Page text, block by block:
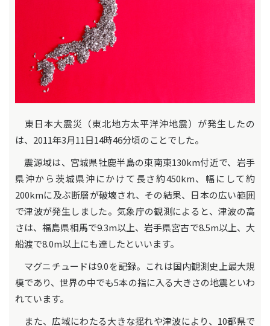
東日本大震災（東北地方太平洋沖地震）が発生したの
は、2011年3月11日14時46分頃のことでした。
震源域は、宮城県牡鹿半島の東南東130km付近で、岩手
県沖から茨城県沖にかけて長さ約450km、幅にして約
200kmに及ぶ断層が破壊され、その結果、日本の広い範囲
で津波が発生しました。気象庁の観測によると、津波の高
さは、福島県相馬で9.3m以上、岩手県宮古で8.5m以上、大
船渡で8.0m以上にも達したといいます。
マグニチュードは9.0を記録。これは国内観測史上最大規
模であり、世界の中でも5本の指に入る大きさの地震といわ
れています。
また、広域にわたる大きな揺れや津波により、10都県で